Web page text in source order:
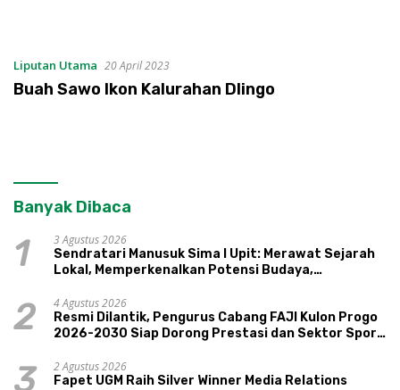
Liputan Utama 20 April 2023
Buah Sawo Ikon Kalurahan Dlingo
Banyak Dibaca
1
3 Agustus 2026
Sendratari Manusuk Sima I Upit: Merawat Sejarah
Lokal, Memperkenalkan Potensi Budaya,
2
4 Agustus 2026
Resmi Dilantik, Pengurus Cabang FAJI Kulon Progo
2026-2030 Siap Dorong Prestasi dan Sektor Sport
3
2 Agustus 2026
Fapet UGM Raih Silver Winner Media Relations